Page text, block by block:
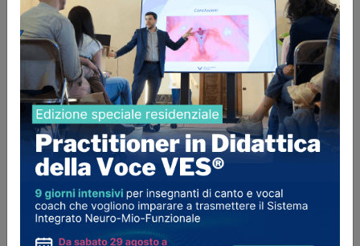
Leggi di più
Docenti
Andrea Bianchino
Andrea Bianchino èMedico Chirurgo
Vocologo e
Deglutologo
Laringologia, in